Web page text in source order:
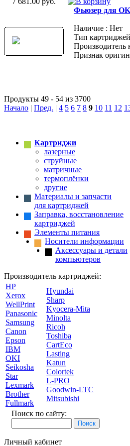
Фьюзер для
Наличие : Нет
Тип
Производитель
Признак
Продукты 49 - 54 из 3700
Начало | Пред. | 4 5 6 7 8 9 10 11 12
Картриджи
лазерные
струйные
матричные
термоплёнки
другие
Материалы и запчасти
для картриджей
Заправка, восстановление
картриджей
Элементы питания
Носители информации
Аксессуары и детали
компьютеров
Производитель картриджей:
HP
Xerox
WellPrint
Panasonic
Samsung
Canon
Epson
IBM
OKI
Seikosha
Star
Lexmark
Brother
Fullmark
Hyundai
Sharp
Kyocera-Mita
Minolta
Ricoh
Toshiba
CartEco
Lasting
Katun
Colortek
L-PRO
Goodwin-LTC
Mitsubishi
Поиск по сайту:
Личный кабинет